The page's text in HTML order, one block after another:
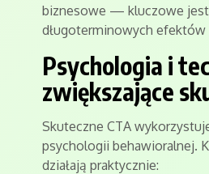
biznesowe — kluczowe
długoterminowych efektów
Psychologia i
zwiększające
Skuteczne CTA
psychologii behawioralnej.
działają praktycznie: